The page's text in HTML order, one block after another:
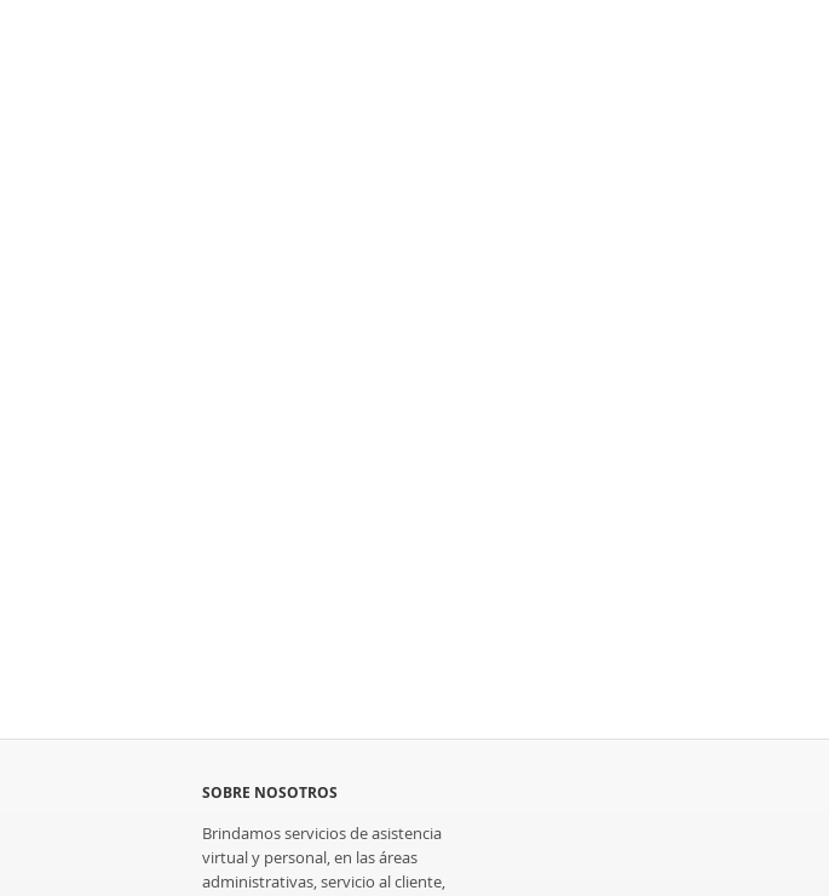
SOBRE NOSOTROS
Brindamos servicios de asistencia
virtual y personal, en las áreas
administrativas, servicio al cliente,